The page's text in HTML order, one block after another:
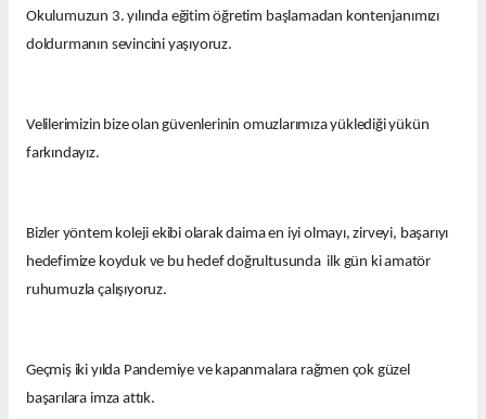
Okulumuzun 3. yılında eğitim öğretim başlamadan kontenjanımızı
doldurmanın sevincini yaşıyoruz.
Velilerimizin bize olan güvenlerinin omuzlarımıza yüklediği yükün
farkındayız.
Bizler yöntem koleji ekibi olarak daima en iyi olmayı, zirveyi, başarıyı
hedefimize koyduk ve bu hedef doğrultusunda ilk gün ki amatör
ruhumuzla çalışıyoruz.
Geçmiş iki yılda Pandemiye ve kapanmalara rağmen çok güzel
başarılara imza attık.